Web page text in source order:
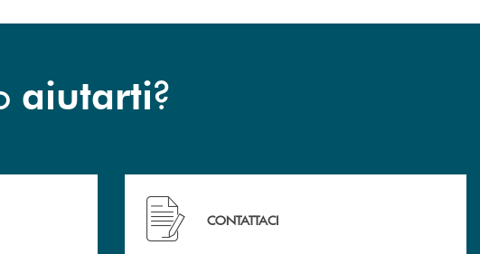
aiutarti?
. Hai bisogno di assistenza immediata? Contattaci !
CONTATTACI